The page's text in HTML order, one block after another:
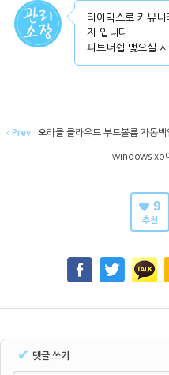
라이믹스로 커뮤
자 입니다.
파트너쉽 맺으실
Prev 오라클 클라우드 부트볼륨 자동백
windows xp
9
추천
✔ 댓글 쓰기